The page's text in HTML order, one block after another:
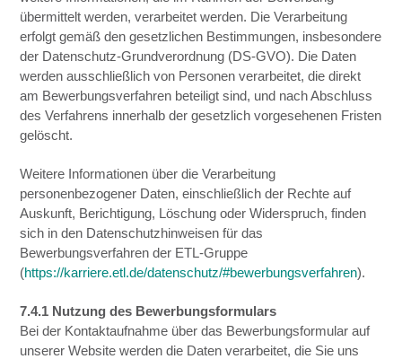
übermittelt werden, verarbeitet werden. Die Verarbeitung
erfolgt gemäß den gesetzlichen Bestimmungen, insbesondere
der Datenschutz-Grundverordnung (DS-GVO). Die Daten
werden ausschließlich von Personen verarbeitet, die direkt
am Bewerbungsverfahren beteiligt sind, und nach Abschluss
des Verfahrens innerhalb der gesetzlich vorgesehenen Fristen
gelöscht.
Weitere Informationen über die Verarbeitung
personenbezogener Daten, einschließlich der Rechte auf
Auskunft, Berichtigung, Löschung oder Widerspruch, finden
sich in den Datenschutzhinweisen für das
Bewerbungsverfahren der ETL-Gruppe
(https://karriere.etl.de/datenschutz/#bewerbungsverfahren).
7.4.1 Nutzung des Bewerbungsformulars
Bei der Kontaktaufnahme über das Bewerbungsformular auf
unserer Website werden die Daten verarbeitet, die Sie uns